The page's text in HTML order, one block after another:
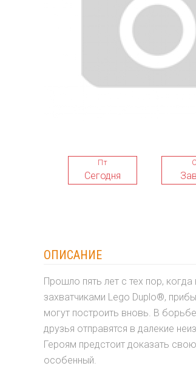
Пт
Сегодня
ОПИСАНИЕ
Прошло пять лет с тех пор,
захватчиками Lego Duplo®,
могут построить вновь. В
друзья отправятся в далекие
Героям предстоит доказать
особенный.